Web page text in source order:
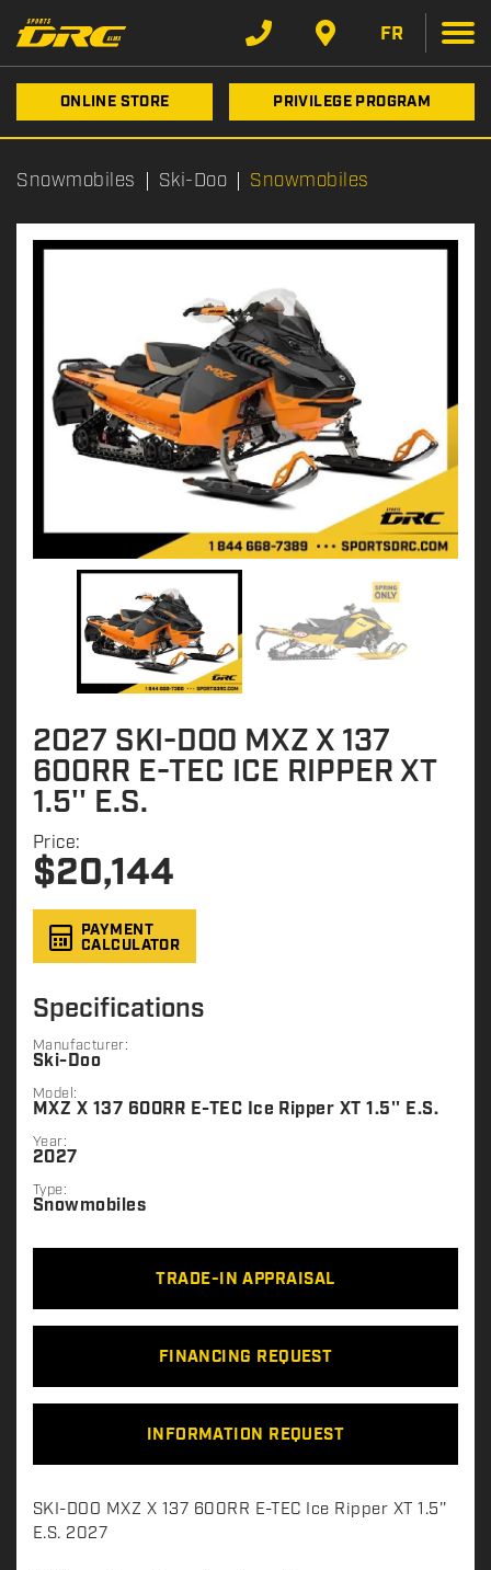
FR
ONLINE STORE PRIVILEGE PROGRAM
Snowmobiles Ski-Doo Snowmobiles
2027 SKI-DOO MXZ X 137
600RR E-TEC ICE RIPPER XT
1.5'' E.S.
Price:
$20,144
PAYMENT
CALCULATOR
Specifications
Manufacturer:
Ski-Doo
Model:
MXZ X 137 600RR E-TEC Ice Ripper XT 1.5'' E.S.
Year:
2027
Type:
Snowmobiles
TRADE-IN APPRAISAL
FINANCING REQUEST
INFORMATION REQUEST
D
e
SKI-DOO MXZ X 137 600RR E-TEC Ice Ripper XT 1.5''
E.S. 2027